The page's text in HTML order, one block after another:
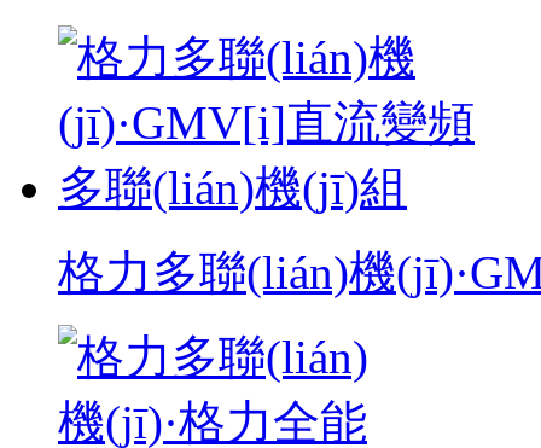
格力多聯(lián)機